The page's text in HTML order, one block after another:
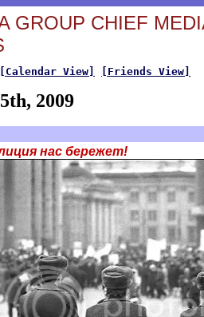
GROUP CHIEF
[Calendar View] [Friends View]
2009
нас бережет!